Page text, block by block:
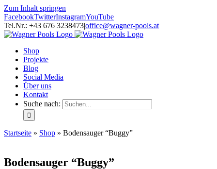
Zum Inhalt springen
FacebookTwitterInstagramYouTube
Tel.Nr.: +43 676 3238473|office@wagner-pools.at
Shop
Projekte
Blog
Social Media
Über uns
Kontakt
Suche nach:
Startseite » Shop » Bodensauger “Buggy”
Bodensauger “Buggy”